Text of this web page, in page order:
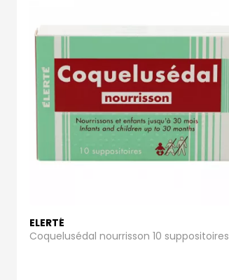
ELERTÉ
Coquelusédal nourrisson 10 suppositoires